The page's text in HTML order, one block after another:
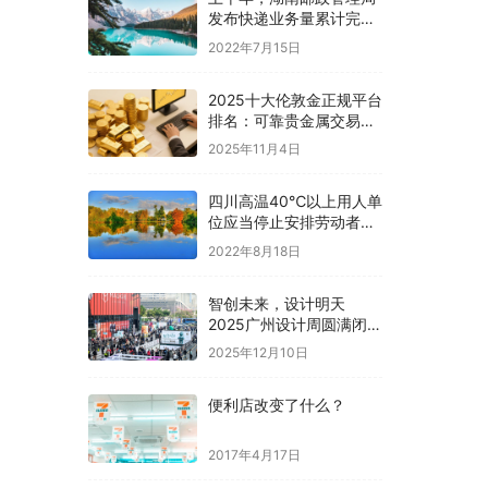
发布快递业务量累计完成
10.3亿件，同比增长
21.37%
2022年7月15日
2025十大伦敦金正规平台
排名：可靠贵金属交易平
台的优选指南
2025年11月4日
四川高温40℃以上用人单
位应当停止安排劳动者从
事户外露天作业
2022年8月18日
智创未来，设计明天
2025广州设计周圆满闭
幕，46万观展人次再创新
2025年12月10日
便利店改变了什么？
2017年4月17日